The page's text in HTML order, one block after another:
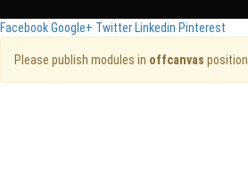
FacebookGoogle+ TwitterLinkedin Pinterest
Please publish modules in offcanvas position.